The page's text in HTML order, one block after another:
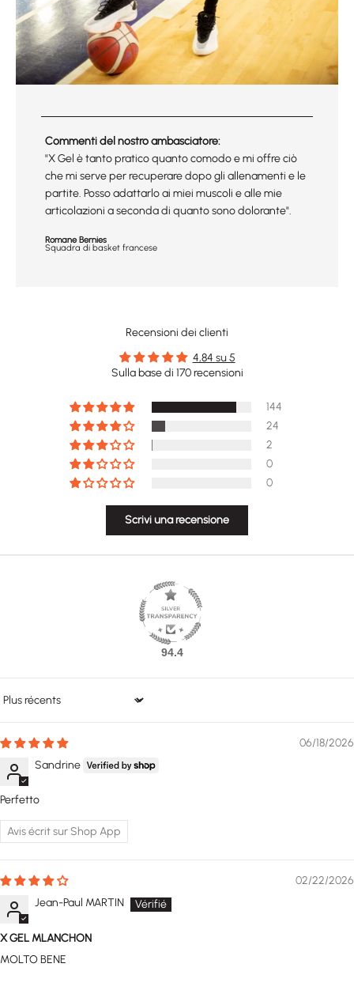
Commenti del nostro ambasciatore:
"X Gel è tanto pratico quanto comodo e mi offre ciò
che mi serve per recuperare dopo gli allenamenti e le
partite. Posso adattarlo ai miei muscoli e alle mie
articolazioni a seconda di quanto sono dolorante".
Romane Bernies
Squadra di basket francese
Recensioni dei clienti
4,84 su 5
Sulla base di 170 recensioni
144
24
2
0
0
Scrivi una recensione
94.4
Sort by
06/18/2026
Sandrine
Perfetto
Avis écrit sur Shop App
02/22/2026
Jean-Paul MARTIN
X GEL MLANCHON
MOLTO BENE